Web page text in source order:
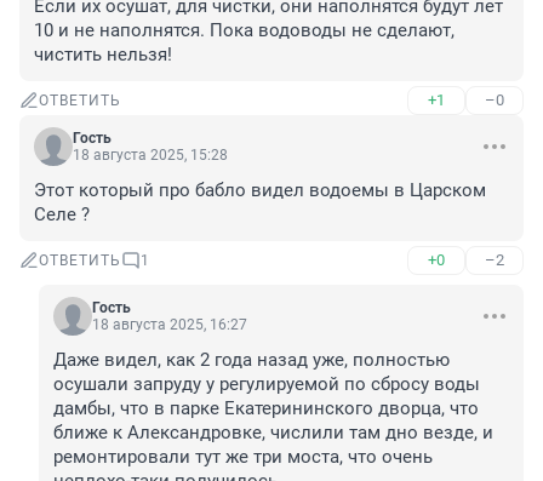
Если их осушат, для чистки, они наполнятся будут лет
10 и не наполнятся. Пока водоводы не сделают,
чистить нельзя!
ОТВЕТИТЬ +1 –0
Гость
18 августа 2025, 15:28
Этот который про бабло видел водоемы в Царском
Селе ?
ОТВЕТИТЬ 1 +0 –2
Гость
18 августа 2025, 16:27
Даже видел, как 2 года назад уже, полностью
осушали запруду у регулируемой по сбросу воды
дамбы, что в парке Екатерининского дворца, что
ближе к Александровке, числили там дно везде, и
ремонтировали тут же три моста, что очень